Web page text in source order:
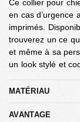
Ce collier pour
en cas d’urgence
imprimés.
trouverez un ce
et même à sa
un look stylé et
MATÉRIAU
AVANTAGE